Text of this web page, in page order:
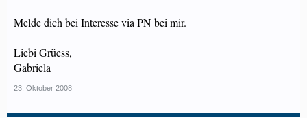
Melde dich bei Interesse via PN bei mir.
Liebi Grüess,
Gabriela
23. Oktober 2008